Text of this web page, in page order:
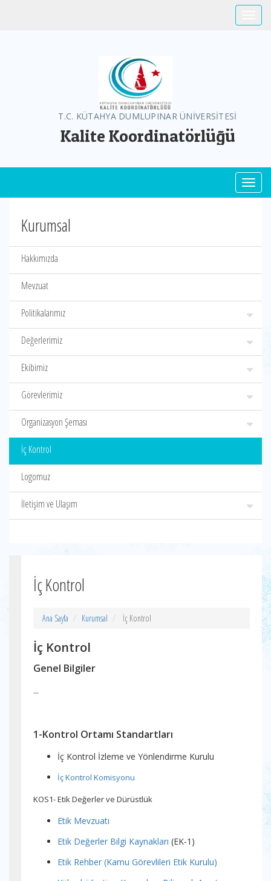
T.C. KÜTAHYA DUMLUPINAR ÜNİVERSİTESİ
Kalite Koordinatörlüğü
Kurumsal
Hakkımızda
Mevzuat
Politikalarımız
Değerlerimiz
Ekibimiz
Görevlerimiz
Organizasyon Şeması
İç Kontrol
Logomuz
İletişim ve Ulaşım
İç Kontrol
Ana Sayfa Kurumsal İç Kontrol
İç Kontrol
Genel Bilgiler
...
1-Kontrol Ortamı Standartları
İç Kontrol İzleme ve Yönlendirme Kurulu
İç Kontrol Komisyonu
KOS1- Etik Değerler ve Dürüstlük
Etik Mevzuatı
Etik Değerler Bilgi Kaynakları (EK-1)
Etik Rehber (Kamu Görevlileri Etik Kurulu)